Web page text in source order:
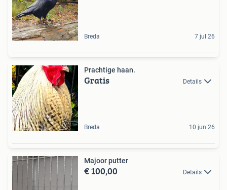
Breda 7 jul 26
Prachtige haan.
Gratis Details
Breda 10 jun 26
Majoor putter
€ 100,00 Details